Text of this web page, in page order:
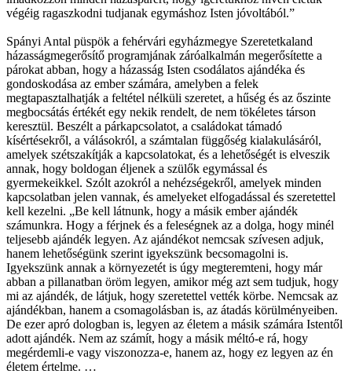
végéig ragaszkodni tudjanak egymáshoz Isten jóvoltából.”
Spányi Antal püspök a fehérvári egyházmegye Szeretetkaland
házasságmegerősítő programjának záróalkalmán megerősítette a
párokat abban, hogy a házasság Isten csodálatos ajándéka és
gondoskodása az ember számára, amelyben a felek
megtapasztalhatják a feltétel nélküli szeretet, a hűség és az őszinte
megbocsátás értékét egy nekik rendelt, de nem tökéletes társon
keresztül. Beszélt a párkapcsolatot, a családokat támadó
kísértésekről, a válásokról, a számtalan függőség kialakulásáról,
amelyek szétszakítják a kapcsolatokat, és a lehetőségét is elveszik
annak, hogy boldogan éljenek a szülők egymással és
gyermekeikkel. Szólt azokról a nehézségekről, amelyek minden
kapcsolatban jelen vannak, és amelyeket elfogadással és szeretettel
kell kezelni. „Be kell látnunk, hogy a másik ember ajándék
számunkra. Hogy a férjnek és a feleségnek az a dolga, hogy minél
teljesebb ajándék legyen. Az ajándékot nemcsak szívesen adjuk,
hanem lehetőségünk szerint igyekszünk becsomagolni is.
Igyekszünk annak a környezetét is úgy megteremteni, hogy már
abban a pillanatban öröm legyen, amikor még azt sem tudjuk, hogy
mi az ajándék, de látjuk, hogy szeretettel vették körbe. Nemcsak az
ajándékban, hanem a csomagolásban is, az átadás körülményeiben.
De ezer apró dologban is, legyen az életem a másik számára Istentől
adott ajándék. Nem az számít, hogy a másik méltó-e rá, hogy
megérdemli-e vagy viszonozza-e, hanem az, hogy ez legyen az én
életem értelme. …